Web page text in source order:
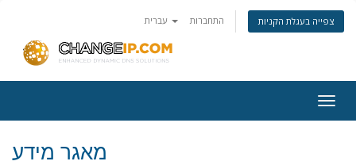
התחברות צפייה בעגלת הקניות
מאגר מידע